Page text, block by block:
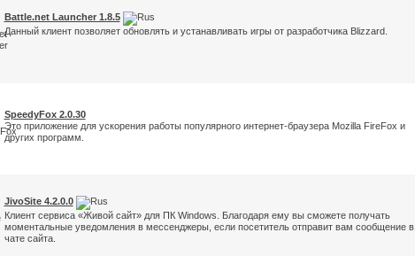
Battle.net Launcher 1.8.5
Данный клиент позволяет обновлять и устанавливать игры от разработчика Blizzard.
SpeedyFox 2.0.30
Это приложение для ускорения работы популярного интернет-браузера Mozilla FireFox и
других программ.
JivoSite 4.2.0.0
Клиент сервиса «Живой сайт» для ПК Windows. Благодаря ему вы сможете получать
моментальные уведомления в мессенджеры, если посетитель отправит вам сообщение в
чате сайта.